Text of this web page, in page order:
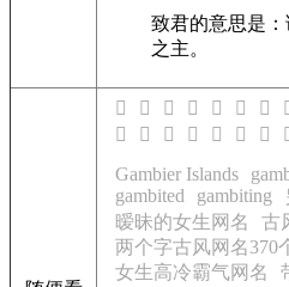
致君的意思是
之主。
𪛛 𪛜 𪛝 𪛞 𪛟 𪜀 𪜁
𪜌
𪜍 𪜎 𪜏 𪜐 𪜑 𪜒
Gambier Islands
gambited
gambiting
暧昧的女生网名
古
两个字古风网名370
女生高冷霸气网名